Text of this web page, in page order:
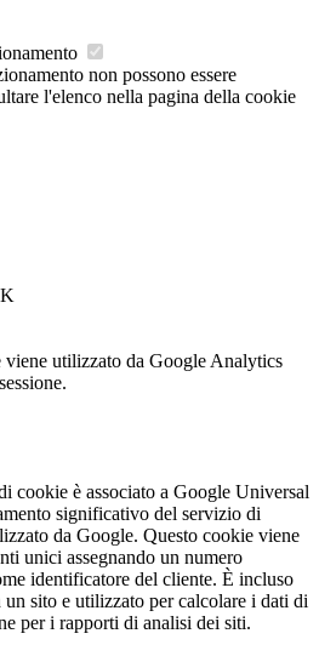
non possono essere
l'elenco nella pagina della cookie
viene utilizzato da Google Analytics
cookie è associato a Google Universal
significativo del servizio di
da Google. Questo cookie viene
unici assegnando un numero
identificatore del cliente. È incluso
sito e utilizzato per calcolare i dati di
per i rapporti di analisi dei siti.